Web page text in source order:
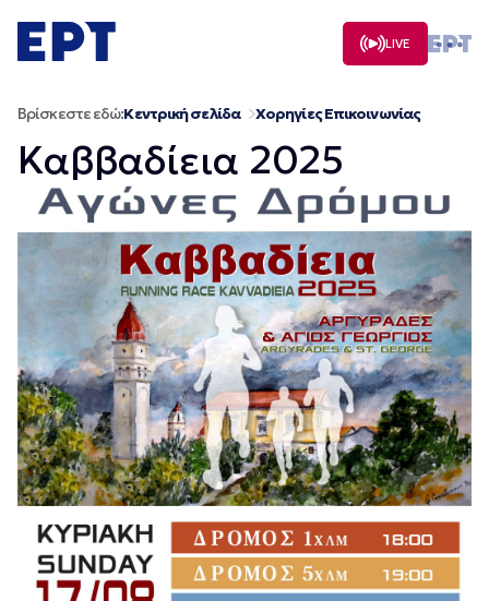
σε
περιεχόμενο
LIVE
Βρίσκεστε εδώ:Κεντρική σελίδα Χορηγίες Επικοινωνίας
Καββαδίεια 2025